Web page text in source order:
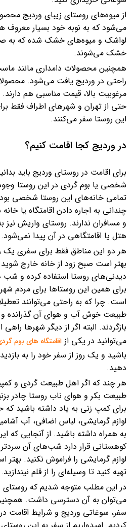
از میوه‌های روستای زیبای وردیج
می‌شود که به نوبه خود بسیار معروف
لواشک و میوه‌های خشک شده که به
خشک می‌شوند.
همچنین محصولات دامداری مانند
راحتی در وردیج یافت می‌شود.
مرغوبیت بالا، قیمت مناسبی هم
حتی از تهران و شهرهای اطراف فقط
این روستا سفر می‌کنند.
در وردیج کجا اقامت کنیم؟
برای اقامت در روستای وردیج باید
شخصی یا بوم گردی در این روستا
تمامی خانه‌های این روستا شخصی
چندانی به اجاره دادن اقامتگاه یا
و مسافران ندارند. روستای واریش
هتل یا اقامتگاهی در آن پیدا نمی‌شود.
هر دو این مناطق فقط برای سفری
بهتر است صبح زود از خانه خارج شوید
دیدنی‌های روستا استفاده کرده و شب
برای همین این روستاها برای مردم
است. چرا که به راحتی می‌توانند
طبیعت خوش آب و هوای آن گذرانده و
بازگردند. البته اگر از دیگر شهرها
می‌توانید در یکی از اقامتگاه های بوم
باشید و یک روز از سفر خود را به
دهید.
هر چند که اگر اهل طبیعت گردی و
طبیعت بکر و هوای ناب روستا چادر
برای کمپ زنی به یاد داشته باشید که
لوازم گرمایشی، لباس اضافی، آب
به همراه داشته باشید. از آنجایی که
کوهستانی قرار دارد شب‌های آن سردتر
لوازم گرمایشی را فراموش نکنید.
تهیه کنید تا وسیله‌ای را از قلم نیندازید.
در این مطلب متوجه شدیم که
می‌توان به آن دسترسی داشت.
سفر، سوغاتی وردیج و شرایط اقامت